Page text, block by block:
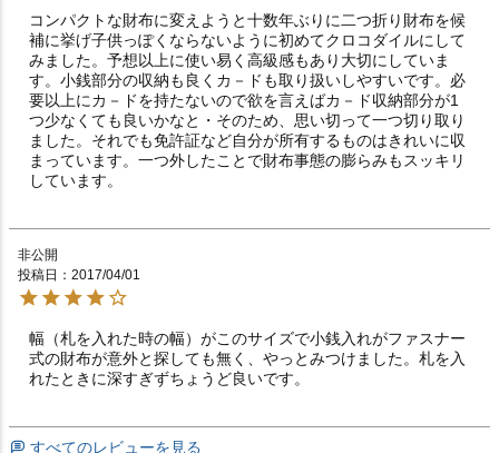
コンパクトな財布に変えようと十数年ぶりに二つ折り財布を候
補に挙げ子供っぽくならないように初めてクロコダイルにして
みました。予想以上に使い易く高級感もあり大切にしていま
す。小銭部分の収納も良くカ－ドも取り扱いしやすいです。必
要以上にカ－ドを持たないので欲を言えばカ－ド収納部分が1
つ少なくても良いかなと・そのため、思い切って一つ切り取り
ました。それでも免許証など自分が所有するものはきれいに収
まっています。一つ外したことで財布事態の膨らみもスッキリ
しています。
非公開
投稿日
2017/04/01
幅（札を入れた時の幅）がこのサイズで小銭入れがファスナー
式の財布が意外と探しても無く、やっとみつけました。札を入
れたときに深すぎずちょうど良いです。
すべてのレビューを見る